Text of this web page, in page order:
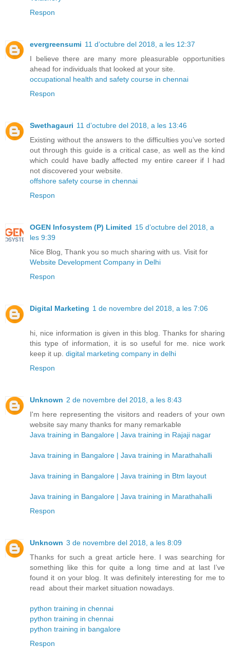
Respon
evergreensumi 11 d’octubre del 2018, a les 12:37
I believe there are many more pleasurable opportunities
ahead for individuals that looked at your site.
occupational health and safety course in chennai
Respon
Swethagauri 11 d’octubre del 2018, a les 13:46
Existing without the answers to the difficulties you’ve sorted
out through this guide is a critical case, as well as the kind
which could have badly affected my entire career if I had
not discovered your website.
offshore safety course in chennai
Respon
OGEN Infosystem (P) Limited 15 d’octubre del 2018, a
les 9:39
Nice Blog, Thank you so much sharing with us. Visit for
Website Development Company in Delhi
Respon
Digital Marketing 1 de novembre del 2018, a les 7:06
hi, nice information is given in this blog. Thanks for sharing
this type of information, it is so useful for me. nice work
keep it up. digital marketing company in delhi
Respon
Unknown 2 de novembre del 2018, a les 8:43
I'm here representing the visitors and readers of your own
website say many thanks for many remarkable
Java training in Bangalore | Java training in Rajaji nagar
Java training in Bangalore | Java training in Marathahalli
Java training in Bangalore | Java training in Btm layout
Java training in Bangalore | Java training in Marathahalli
Respon
Unknown 3 de novembre del 2018, a les 8:09
Thanks for such a great article here. I was searching for
something like this for quite a long time and at last I’ve
found it on your blog. It was definitely interesting for me to
read about their market situation nowadays.
python training in chennai
python training in chennai
python training in bangalore
Respon